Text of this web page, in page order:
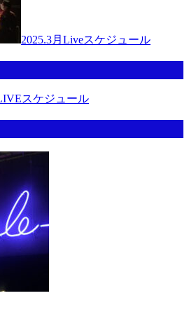
2025.3月Liveスケジュール
スケジュール